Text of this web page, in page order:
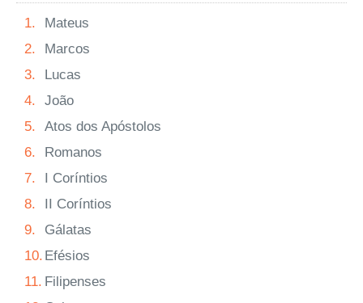
1.
Mateus
2.
Marcos
3.
Lucas
4.
João
5.
Atos dos Apóstolos
6.
Romanos
7.
I Coríntios
8.
II Coríntios
9.
Gálatas
10. Efésios
11. Filipenses